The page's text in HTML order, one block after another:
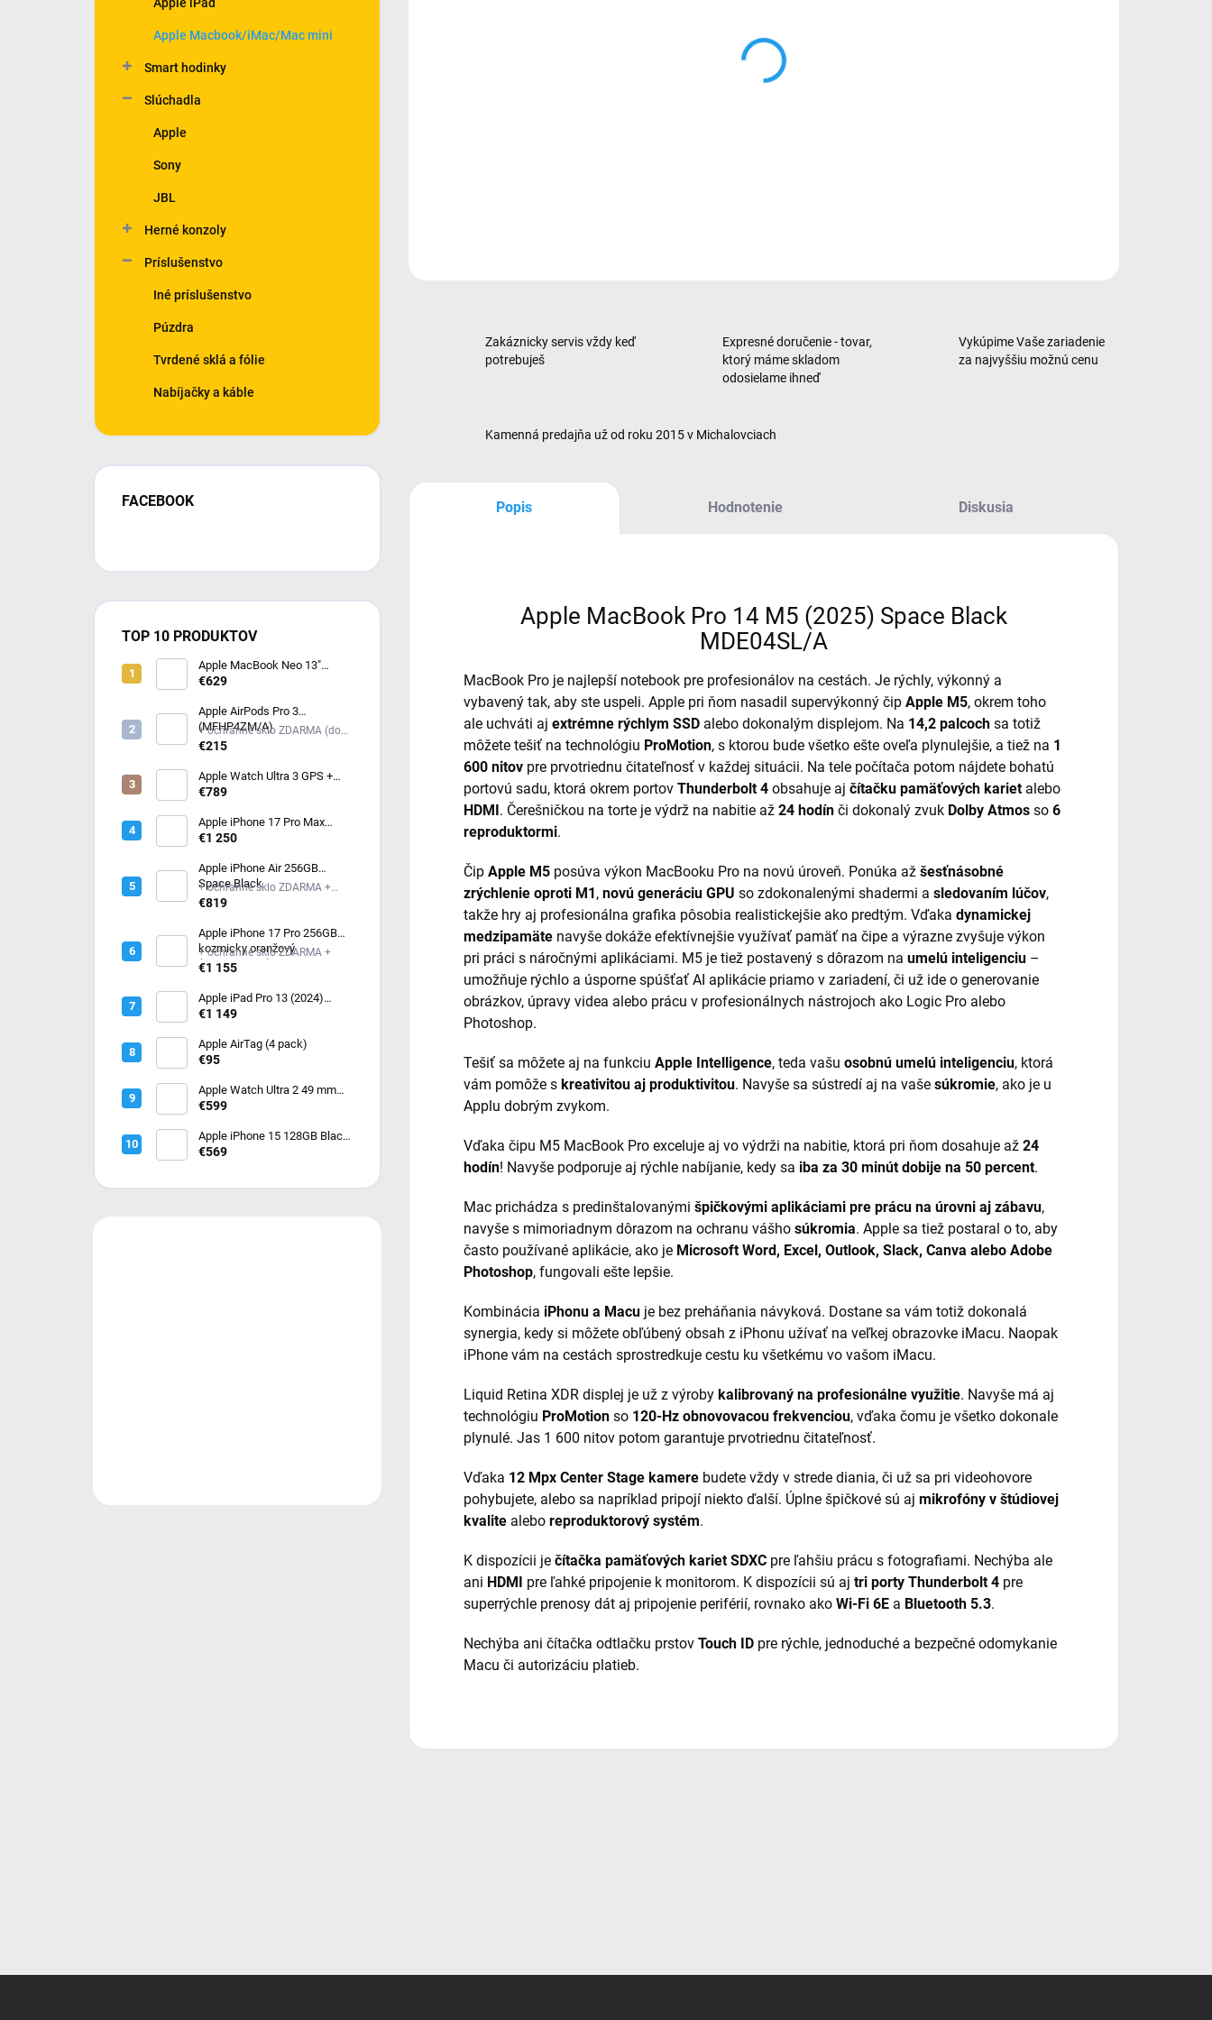
Apple Macbook/iMac/Mac mini
Smart hodinky
Slúchadla
Apple
Sony
JBL
Herné konzoly
Príslušenstvo
Iné príslušenstvo
Púzdra
Tvrdené sklá a fólie
Nabíjačky a káble
FACEBOOK
TOP 10 PRODUKTOV
Apple MacBook Neo 13"
(2026) Indigo MHFF4SL/A
€629
Apple AirPods Pro 3
(MFHP4ZM/A)
+ ochranné sklo ZDARMA (do
poznámky mi napíš model
€215
Apple Watch Ultra 3 GPS +
Cellular 49mm čierny titán -
M/L (MF1H4QC/A)
€789
Apple iPhone 17 Pro Max
256GB kozmicky oranžový
€1 250
Apple iPhone Air 256GB
Space Black
+ ochranné sklo ZDARMA +
ochranné sklo ZDARMA
€819
Apple iPhone 17 Pro 256GB
kozmicky oranžový
(MG8H4SX/A)
+ ochranné sklo ZDARMA +
€1 155
Apple iPad Pro 13 (2024)
256GB Wi-Fi Silver
€1 149
Apple AirTag (4 pack)
€95
Apple Watch Ultra 2 49 mm
Čierny titán s tmavo zeleným
MX4R3CS/A
€599
Apple iPhone 15 128GB Black
- čierny
€569
notebook • 14,2" uhlopriečka • integrovaná grafická karta (10-
Zakáznicky servis vždy keď
potrebuješ
Expresné doručenie - tovar,
ktorý máme skladom
odosielame ihneď
Vykúpime Vaše zariadenie
za najvyššiu možnú cenu
Kamenná predajňa už od roku 2015 v Michalovciach
Popis Hodnotenie Diskusia
Apple MacBook Pro 14 M5 (2025) Space Black
MDE04SL/A
MacBook Pro je najlepší notebook pre profesionálov na cestách. Je rýchly, výkonný a
vybavený tak, aby ste uspeli. Apple pri ňom nasadil supervýkonný čip Apple M5, okrem toho
ale uchváti aj extrémne rýchlym SSD alebo dokonalým displejom. Na 14,2 palcoch sa totiž
môžete tešiť na technológiu ProMotion, s ktorou bude všetko ešte oveľa plynulejšie, a tiež na 1
600 nitov pre prvotriednu čitateľnosť v každej situácii. Na tele počítača potom nájdete bohatú
portovú sadu, ktorá okrem portov Thunderbolt 4 obsahuje aj čítačku pamäťových karietalebo
HDMI. Čerešničkou na torte je výdrž na nabitie až 24 hodín či dokonalý zvuk Dolby Atmos so 6
reproduktormi.
Čip Apple M5 posúva výkon MacBooku Pro na novú úroveň. Ponúka až šesťnásobné
zrýchlenie oproti M1, novú generáciu GPU so zdokonalenými shadermi a sledovaním lúčov,
takže hry aj profesionálna grafika pôsobia realistickejšie ako predtým. Vďaka dynamickej
medzipamäte navyše dokáže efektívnejšie využívať pamäť na čipe a výrazne zvyšuje výkon
pri práci s náročnými aplikáciami. M5 je tiež postavený s dôrazom na umelú inteligenciu –
umožňuje rýchlo a úsporne spúšťať AI aplikácie priamo v zariadení, či už ide o generovanie
obrázkov, úpravy videa alebo prácu v profesionálnych nástrojoch ako Logic Pro alebo
Photoshop.
Tešiť sa môžete aj na funkciu Apple Intelligence, teda vašu osobnú umelú inteligenciu, ktorá
vám pomôže s kreativitou aj produktivitou. Navyše sa sústredí aj na vaše súkromie, ako je u
Applu dobrým zvykom.
Vďaka čipu M5 MacBook Pro exceluje aj vo výdrži na nabitie, ktorá pri ňom dosahuje až 24
hodín! Navyše podporuje aj rýchle nabíjanie, kedy sa iba za 30 minút dobije na 50 percent.
Mac prichádza s predinštalovanými špičkovými aplikáciami pre prácu na úrovni aj zábavu,
navyše s mimoriadnym dôrazom na ochranu vášho súkromia. Apple sa tiež postaral o to, aby
často používané aplikácie, ako je Microsoft Word, Excel, Outlook, Slack, Canva alebo Adobe
Photoshop, fungovali ešte lepšie.
Kombinácia iPhonu a Macu je bez preháňania návyková. Dostane sa vám totiž dokonalá
synergia, kedy si môžete obľúbený obsah z iPhonu užívať na veľkej obrazovke iMacu. Naopak
iPhone vám na cestách sprostredkuje cestu ku všetkému vo vašom iMacu.
Liquid Retina XDR displej je už z výroby kalibrovaný na profesionálne využitie. Navyše má aj
technológiu ProMotion so 120-Hz obnovovacou frekvenciou, vďaka čomu je všetko dokonale
plynulé. Jas 1 600 nitov potom garantuje prvotriednu čitateľnosť.
Vďaka 12 Mpx Center Stage kamere budete vždy v strede diania, či už sa pri videohovore
pohybujete, alebo sa napríklad pripojí niekto ďalší. Úplne špičkové sú aj mikrofóny v štúdiovej
kvalite alebo reproduktorový systém.
K dispozícii je čítačka pamäťových kariet SDXC pre ľahšiu prácu s fotografiami. Nechýba ale
ani HDMI pre ľahké pripojenie k monitorom. K dispozícii sú aj tri porty Thunderbolt 4 pre
superrýchle prenosy dát aj pripojenie periférií, rovnako ako Wi‑Fi 6E a Bluetooth 5.3.
Nechýba ani čítačka odtlačku prstov Touch ID pre rýchle, jednoduché a bezpečné odomykanie
Macu či autorizáciu platieb.